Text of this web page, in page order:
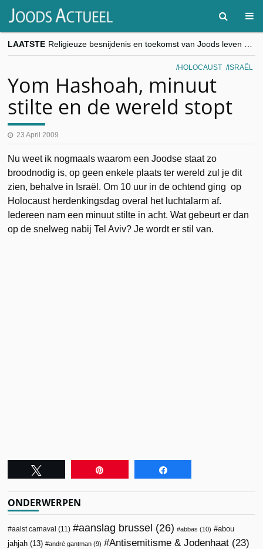
LAATSTE
“Besnijdenisdebat toont hoe moeilijk seculiere Westen minderheden begrijpt”, Jinnih Beels (Vooruit)
CITYTRIP | ROEMENIË – Boekarest: de verrassing van Oost-Europa
HOLOCAUST ISRAËL
Yom Hashoah, minuut
stilte en de wereld stopt
23 April 2009
Nu weet ik nogmaals waarom een Joodse staat zo
broodnodig is, op geen enkele plaats ter wereld zul je dit
zien, behalve in Israël. Om 10 uur in de ochtend ging op
Holocaust herdenkingsdag overal het luchtalarm af.
Iedereen nam een minuut stilte in acht. Wat gebeurt er dan
op de snelweg nabij Tel Aviv? Je wordt er stil van.
ONDERWERPEN
aalst carnaval (11) aanslag brussel (26) abbas (10)
abou
jahjah (13) andré gantman (9) Antisemitisme & Jodenhaat (23)